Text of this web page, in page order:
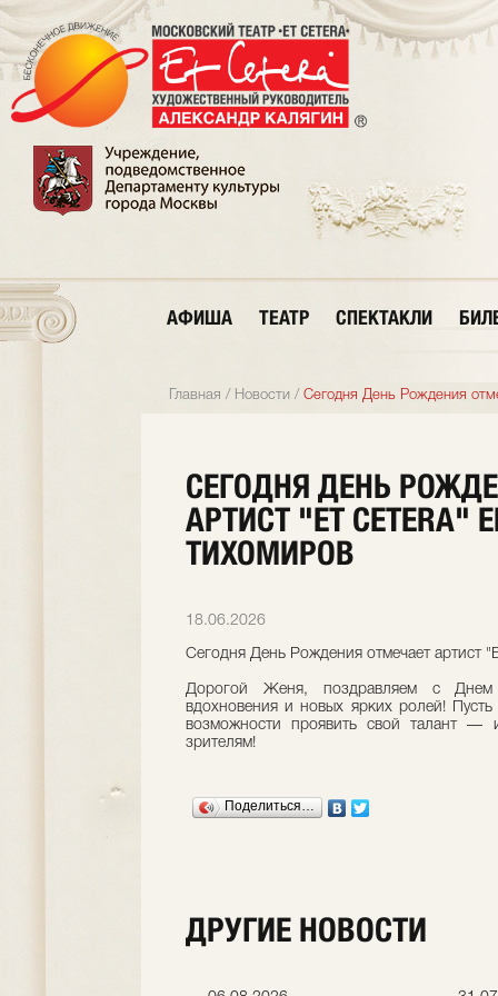
АФИША ТЕАТР СПЕКТАКЛИ
Главная / Новости / Сегодня День Рождения
СЕГОДНЯ ДЕНЬ
АРТИСТ "ET CETERA"
ТИХОМИРОВ
18.06.2026
Сегодня День Рождения отмечает артист
Дорогой Женя, поздравляем с Днем
вдохновения и новых ярких ролей!
возможности проявить свой талант —
зрителям!
Поделиться…
ДРУГИЕ НОВОСТИ